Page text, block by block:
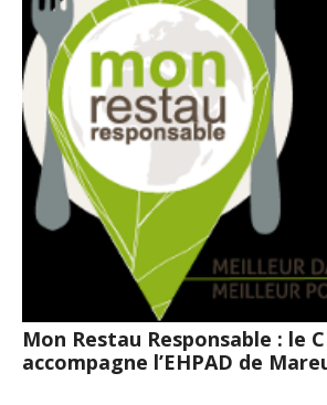
Mon Restau Responsable : le
accompagne l’EHPAD de